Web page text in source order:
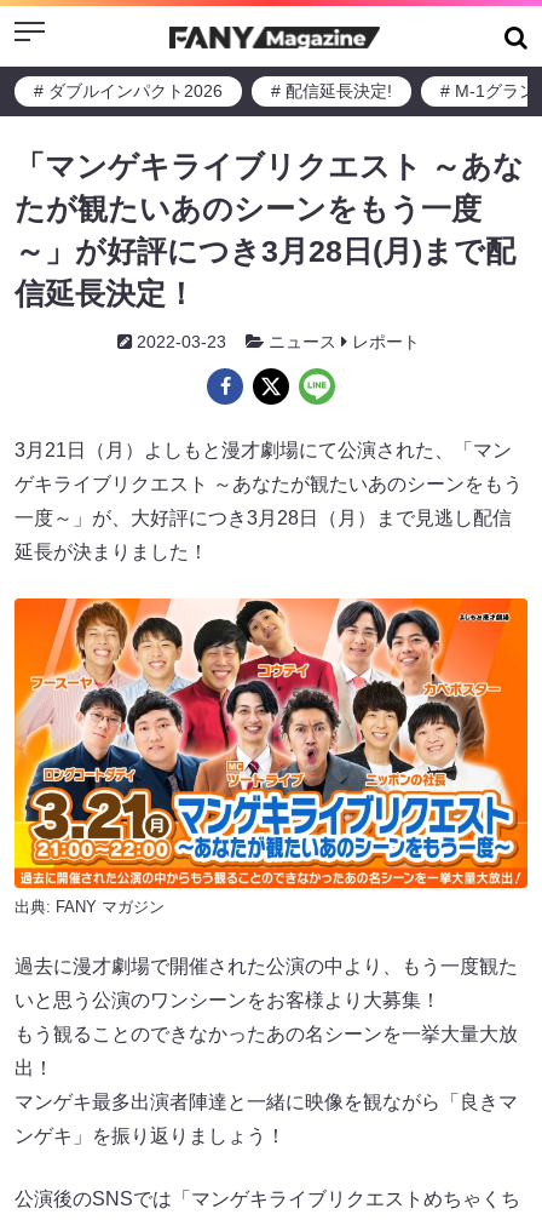
Menu
# ダブルインパクト2026 # 配信延長決定! # M-1グラン
「マンゲキライブリクエスト ～あな
たが観たいあのシーンをもう一度
～」が好評につき3月28日(月)まで配
信延長決定！
2022-03-23 ニュース レポート
3月21日（月）よしもと漫才劇場にて公演された、「マン
ゲキライブリクエスト ～あなたが観たいあのシーンをもう
一度～」が、大好評につき3月28日（月）まで見逃し配信
延長が決まりました！
出典: FANY マガジン
過去に漫才劇場で開催された公演の中より、もう一度観た
いと思う公演のワンシーンをお客様より大募集！
もう観ることのできなかったあの名シーンを一挙大量大放
出！
マンゲキ最多出演者陣達と一緒に映像を観ながら「良きマ
ンゲキ」を振り返りましょう！
公演後のSNSでは「マンゲキライブリクエストめちゃくち